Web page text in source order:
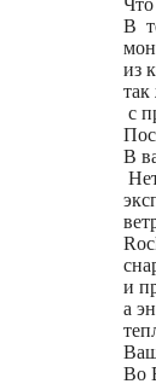
В
из
с
В
и
а
Во